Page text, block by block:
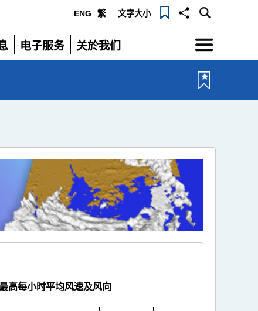
ENG 繁 文字大小
电子服务
展
关於我们
展
选
单
高每小时平均风速及风向